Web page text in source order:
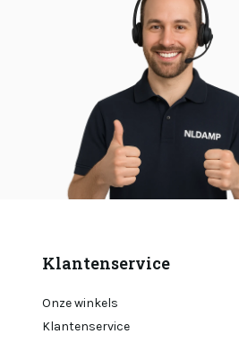
Klantenservice
Onze winkels
Klantenservice